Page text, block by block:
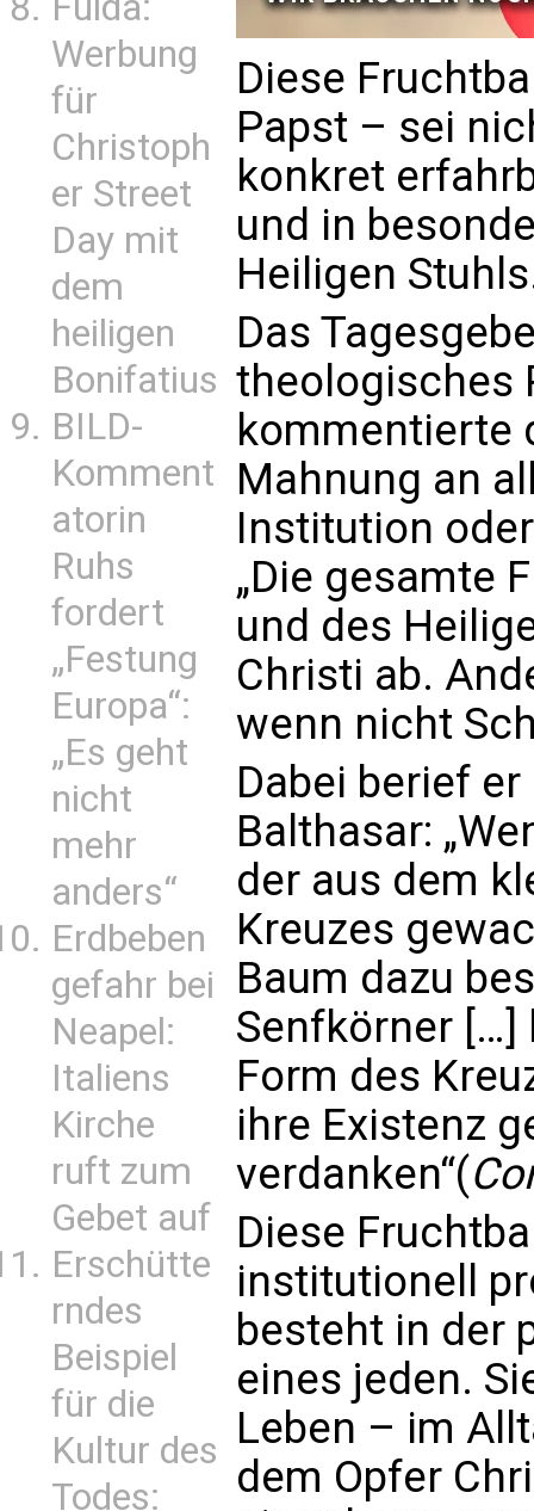
Werbung
für
Christoph
er Street
Day mit
dem
heiligen
Bonifatius
BILD-
Komment
atorin
Ruhs
fordert
„Festung
Europa“:
„Es geht
nicht
mehr
anders“
Erdbeben
gefahr bei
Neapel:
Italiens
Kirche
ruft zum
Gebet auf
Erschütte
rndes
Beispiel
für die
Kultur des
Todes:
Diese
Papst – sei
konkret
und in
Heiligen
Das
theologisches
kommentierte
Mahnung an
Institution
„Die gesamte
und des
Christi ab.
wenn nicht
Dabei berief
Balthasar:
der aus dem
Kreuzes
Baum dazu
Senfkörner […]
Form des
ihre Existenz
verdanken“(
Diese
institutionell
besteht in der
eines jeden.
Leben – im
dem Opfer